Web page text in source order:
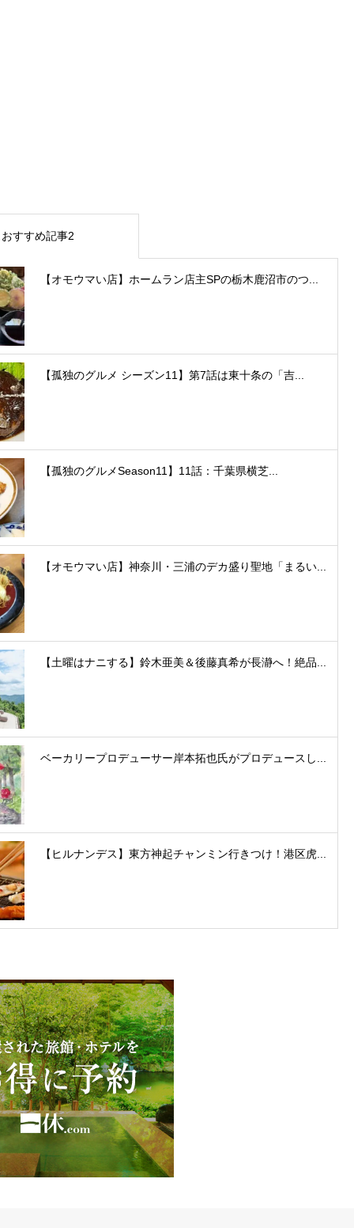
おすすめ記事2
【オモウマい店】ホームラン店主SPの栃木鹿沼市のつ...
【孤独のグルメ シーズン11】第7話は東十条の「吉...
【孤独のグルメSeason11】11話：千葉県横芝...
【オモウマい店】神奈川・三浦のデカ盛り聖地「まるい...
【土曜はナニする】鈴木亜美＆後藤真希が長瀞へ！絶品...
ベーカリープロデューサー岸本拓也氏がプロデュースし...
【ヒルナンデス】東方神起チャンミン行きつけ！港区虎...